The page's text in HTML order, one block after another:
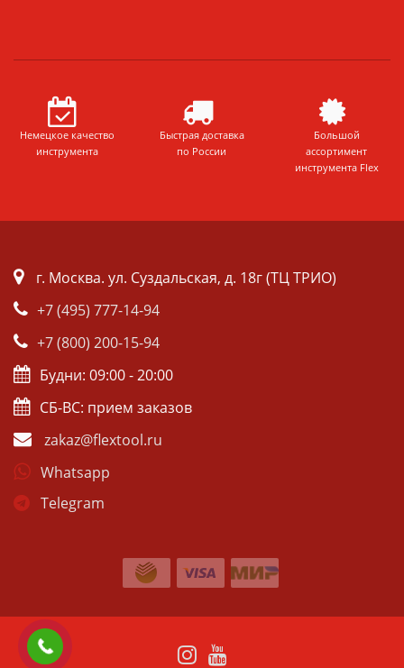
Немецкое качество
инструмента
Быстрая доставка
по России
Большой
ассортимент
инструмента Flex
г. Москва. ул. Суздальская, д. 18г (ТЦ ТРИО)
+7 (495) 777-14-94
+7 (800) 200-15-94
Будни: 09:00 - 20:00
СБ-ВС: прием заказов
zakaz@flextool.ru
Whatsapp
Telegram